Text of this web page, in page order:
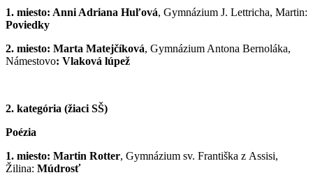
1. miesto: Anni Adriana Huľová, Gymnázium J. Lettricha, Martin:
Poviedky
2. miesto: Marta Matejčíková, Gymnázium Antona Bernoláka,
Námestovo: Vlaková lúpež
2. kategória (žiaci SŠ)
Poézia
1. miesto: Martin Rotter, Gymnázium sv. Františka z Assisi,
Žilina: Múdrosť